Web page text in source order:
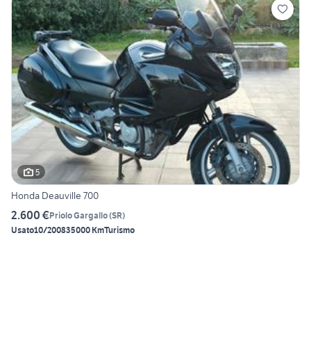
5
Honda Deauville 700
2.600 €Priolo Gargallo(SR)
Usato10/200835000 KmTurismo